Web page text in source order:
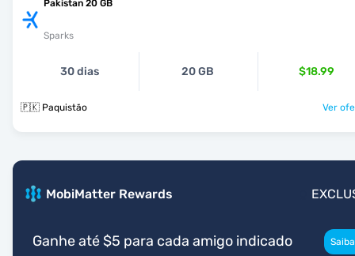
Pakistan 20 GB
Sparks
30 dias 20 GB $18.99
🇵🇰 Paquistão Ver
MobiMatter Rewards
Ganhe até $5 para cada amigo indicado